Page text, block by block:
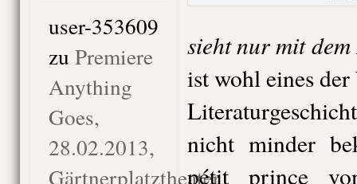
user-353609
zu Premiere
Anything
Goes,
28.02.2013,
Gärtnerplatztheater
sieht nur mit
ist wohl eines
nicht minder
pétit prince